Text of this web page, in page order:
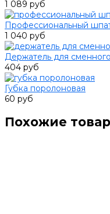
1 089 руб
Профессиональный
1 040 руб
Держатель для
404 руб
Губка поролоновая
60 руб
Похожие